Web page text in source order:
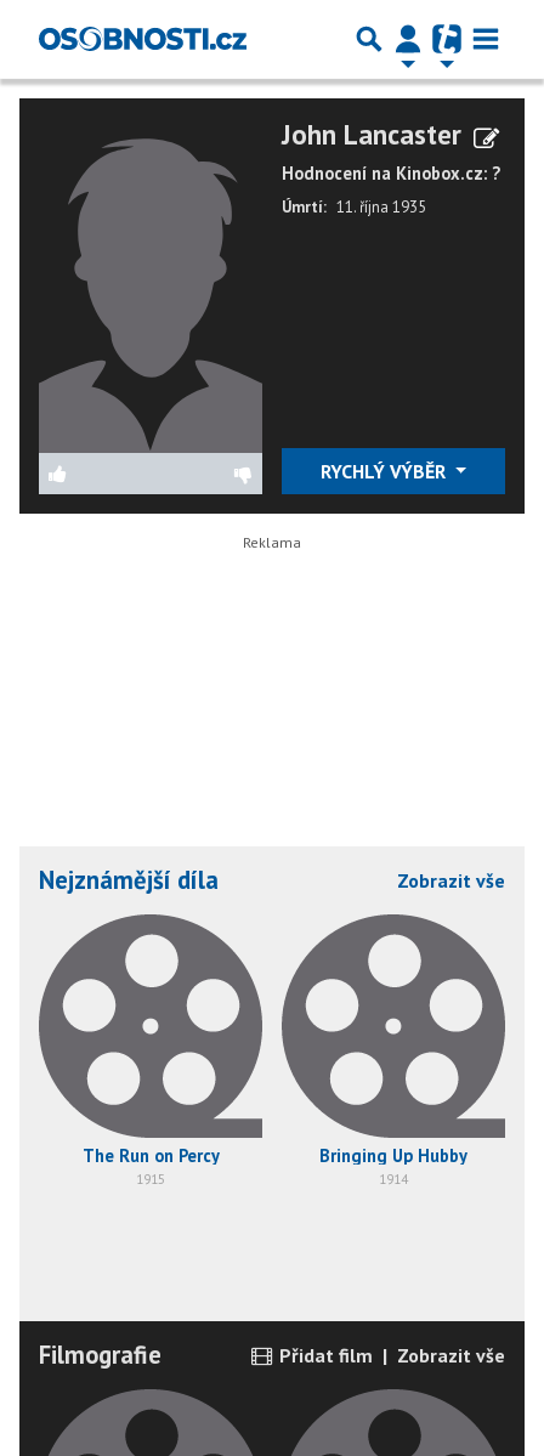
John Lancaster
Hodnocení na Kinobox.cz: ?
Úmrtí: 11. října 1935
RYCHLÝ VÝBĚR
Nejznámější díla Zobrazit vše
The Run on Percy
1915
Bringing Up Hubby
1914
Filmografie Přidat film | Zobrazit vše